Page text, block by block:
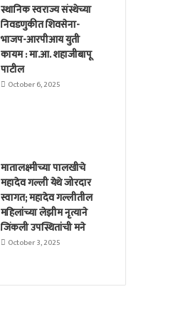
स्थानिक स्वराज्य संस्थेच्या
निवडणुकीत शिवसेना-
भाजप-आरपीआय युती
कायम : मा.आ. शहाजीबापू
पाटील
October 6, 2025
मातालक्ष्मीच्या पालखीचे
महादेव गल्ली येथे जोरदार
स्वागत; महादेव गल्लीतील
महिलांच्या लेझीम नृत्याने
जिंकली उपस्थितांची मने
October 3, 2025